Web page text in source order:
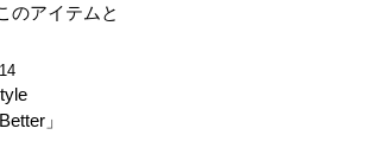
のアイテムと
」